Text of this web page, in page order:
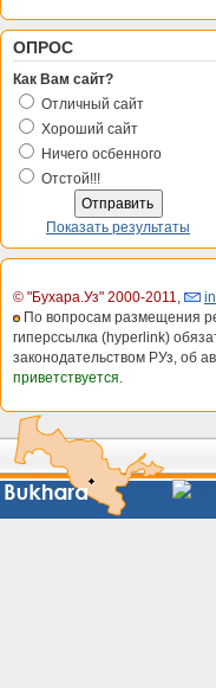
ОПРОС
Как Вам сайт?
Отличный сайт
Хороший сайт
Ничего осбенного
Отстой!!!
Показать результаты
© "Бухара.Уз" 2000-2011,
По вопросам размещения
гиперссылка (hyperlink)
законодательством РУз, об
приветствуется.